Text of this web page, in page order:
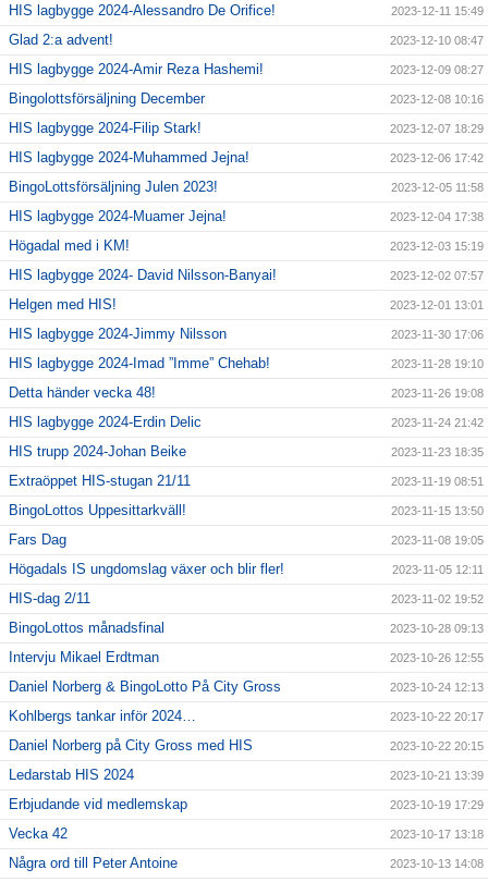
HIS lagbygge 2024-Alessandro De Orifice! 2023-12-11 15:49
Glad 2:a advent! 2023-12-10 08:47
HIS lagbygge 2024-Amir Reza Hashemi! 2023-12-09 08:27
Bingolottsförsäljning December 2023-12-08 10:16
HIS lagbygge 2024-Filip Stark! 2023-12-07 18:29
HIS lagbygge 2024-Muhammed Jejna! 2023-12-06 17:42
BingoLottsförsäljning Julen 2023! 2023-12-05 11:58
HIS lagbygge 2024-Muamer Jejna! 2023-12-04 17:38
Högadal med i KM! 2023-12-03 15:19
HIS lagbygge 2024- David Nilsson-Banyai! 2023-12-02 07:57
Helgen med HIS! 2023-12-01 13:01
HIS lagbygge 2024-Jimmy Nilsson 2023-11-30 17:06
HIS lagbygge 2024-Imad ”Imme” Chehab! 2023-11-28 19:10
Detta händer vecka 48! 2023-11-26 19:08
HIS lagbygge 2024-Erdin Delic 2023-11-24 21:42
HIS trupp 2024-Johan Beike 2023-11-23 18:35
Extraöppet HIS-stugan 21/11 2023-11-19 08:51
BingoLottos Uppesittarkväll! 2023-11-15 13:50
Fars Dag 2023-11-08 19:05
Högadals IS ungdomslag växer och blir fler! 2023-11-05 12:11
HIS-dag 2/11 2023-11-02 19:52
BingoLottos månadsfinal 2023-10-28 09:13
Intervju Mikael Erdtman 2023-10-26 12:55
Daniel Norberg & BingoLotto På City Gross 2023-10-24 12:13
Kohlbergs tankar inför 2024… 2023-10-22 20:17
Daniel Norberg på City Gross med HIS 2023-10-22 20:15
Ledarstab HIS 2024 2023-10-21 13:39
Erbjudande vid medlemskap 2023-10-19 17:29
Vecka 42 2023-10-17 13:18
Några ord till Peter Antoine 2023-10-13 14:08